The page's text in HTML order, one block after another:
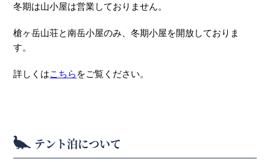
冬期は山小屋は営業しておりません。
槍ヶ岳山荘と南岳小屋のみ、冬期小屋を開放しておりま
す。
詳しくはこちら をご覧ください。
テント泊について